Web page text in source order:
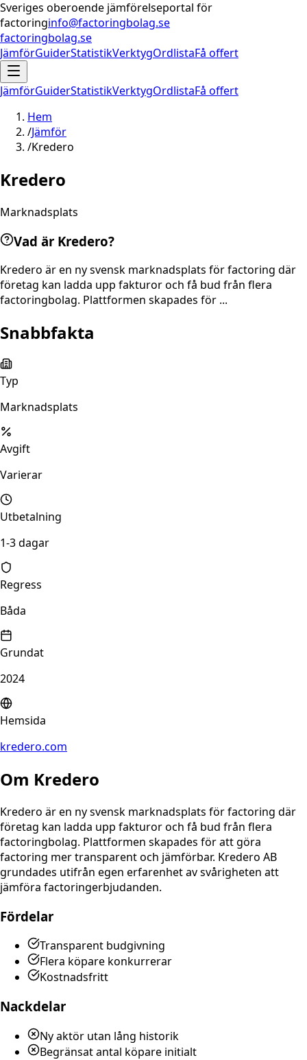
Sveriges oberoende jämförelseportal för
factoringinfo@factoringbolag.se
factoringbolag.se
JämförGuiderStatistikVerktygOrdlistaFå offert
JämförGuiderStatistikVerktygOrdlistaFå offert
Hem
/Jämför
/Kredero
Kredero
Marknadsplats
Vad är Kredero?
Kredero är en ny svensk marknadsplats för factoring där
företag kan ladda upp fakturor och få bud från flera
factoringbolag. Plattformen skapades för ...
Snabbfakta
Typ
Marknadsplats
Avgift
Varierar
Utbetalning
1-3 dagar
Regress
Båda
Grundat
2024
Hemsida
kredero.com
Om Kredero
Kredero är en ny svensk marknadsplats för factoring där
företag kan ladda upp fakturor och få bud från flera
factoringbolag. Plattformen skapades för att göra
factoring mer transparent och jämförbar. Kredero AB
grundades utifrån egen erfarenhet av svårigheten att
jämföra factoringerbjudanden.
Fördelar
Transparent budgivning
Flera köpare konkurrerar
Kostnadsfritt
Nackdelar
Ny aktör utan lång historik
Begränsat antal köpare initialt